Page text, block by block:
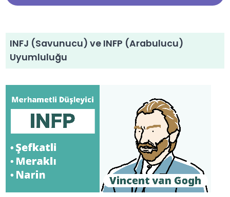
INFJ (Savunucu) ve INFP (Arabulucu)
Uyumluluğu